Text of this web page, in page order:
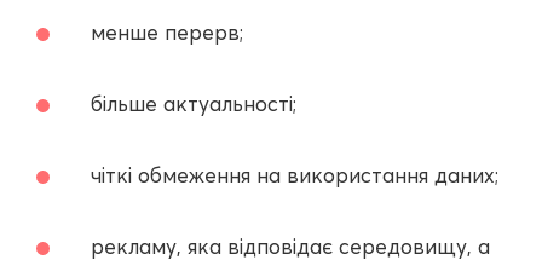
менше перерв;
більше актуальності;
чіткі обмеження на використання даних;
рекламу, яка відповідає середовищу, а